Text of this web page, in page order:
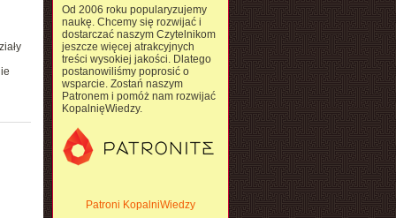
Od 2006 roku popularyzujemy
naukę. Chcemy się rozwijać i
dostarczać naszym Czytelnikom
jeszcze więcej atrakcyjnych
treści wysokiej jakości. Dlatego
postanowiliśmy poprosić o
wsparcie. Zostań naszym
Patronem i pomóż nam rozwijać
KopalnięWiedzy.
Patroni KopalniWiedzy